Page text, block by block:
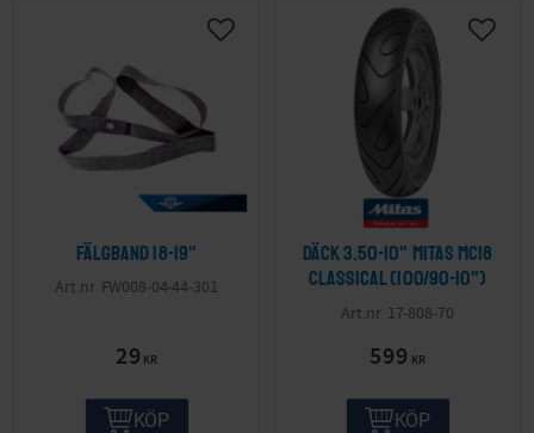
Fälgband 18-19"
FW008-04-44-301
29 KR
KÖP
Däck 3.50-10" Mitas MC18
Classical (100/90-10")
17-808-70
599 KR
KÖP